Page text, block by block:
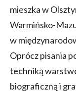
mieszka w
Warmińsko-
w
Oprócz pisania
techniką
biograficzną i